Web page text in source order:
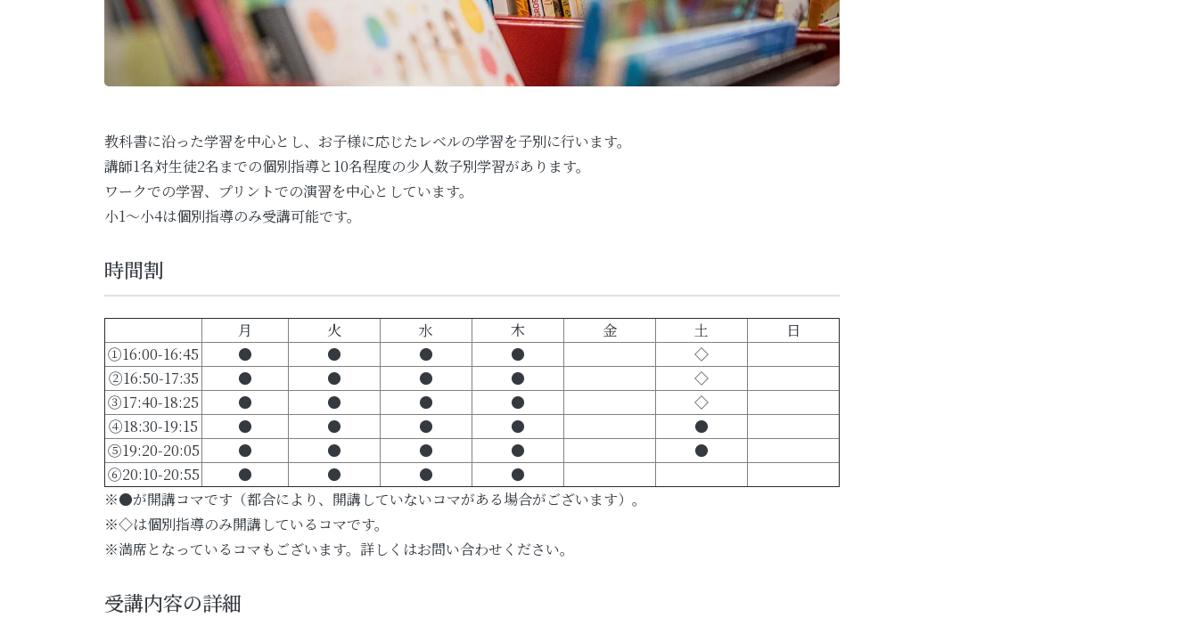
教科書に沿った学習を中心とし、お子様に応じたレベルの学習を子別に行います。
講師1名対生徒2名までの個別指導と10名程度の少人数子別学習があります。
ワークでの学習、プリントでの演習を中心としています。
小1～小4は個別指導のみ受講可能です。
時間割
月 火 水 木 金 土
日
①16:00-16:45
● ● ● ●
◇
②16:50-17:35
● ● ● ●
◇
③17:40-18:25
● ● ● ●
◇
④18:30-19:15
● ● ● ●
●
⑤19:20-20:05
● ● ● ●
●
⑥20:10-20:55
● ● ●
●
※●が開講コマです（都合により、開講していないコマがある場合がございます）。
※◇は個別指導のみ開講しているコマです。
※満席となっているコマもございます。詳しくはお問い合わせください。
受講内容の詳細